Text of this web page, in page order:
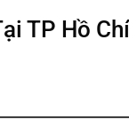
TP Hồ